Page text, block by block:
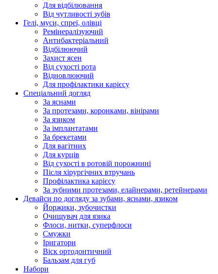
Для відбілювання
Від чутливості зубів
Гелі, муси, спреї, олівці
Ремінералізуючий
Антибактеріальний
Відбілюючий
Захист ясен
Від сухості рота
Відновлюючий
Для профілактики карієсу
Спеціальний догляд
За яснами
За протезами, коронками, вінірами
За язиком
За імплантатами
За брекетами
Для вагітних
Для курців
Від сухості в ротовій порожнині
Після хірургічних втручань
Профілактика карієсу
За зубними протезами, елайнерами, ретейнерами
Девайси по догляду за зубами, яснами, язиком
Йоржики, зубочистки
Очищувач для язика
Флоси, нитки, суперфлоси
Смужки
Іригатори
Віск ортодонтичний
Бальзам для губ
Набори